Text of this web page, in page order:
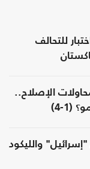
للتحالف
الإصلاح..
(1-4)
والليكود